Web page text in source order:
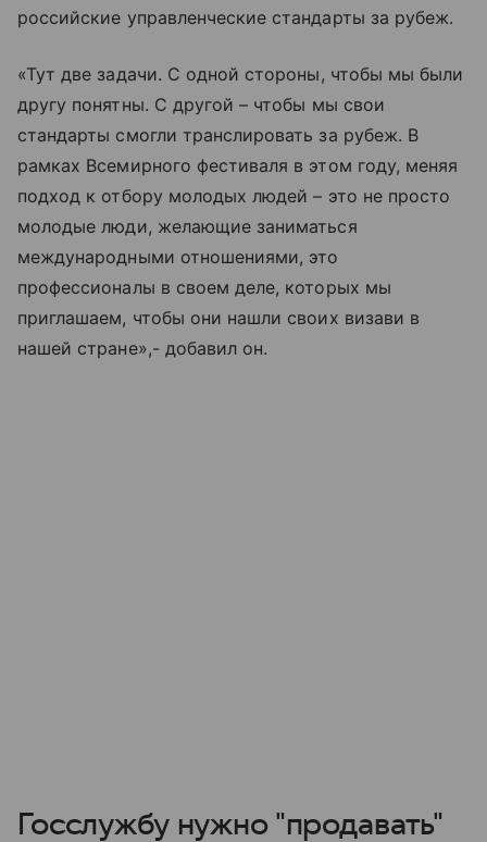
российские управленческие стандарты за рубеж.
«Тут две задачи. С одной стороны, чтобы мы были
другу понятны. С другой – чтобы мы свои
стандарты смогли транслировать за рубеж. В
рамках Всемирного фестиваля в этом году, меняя
подход к отбору молодых людей – это не просто
молодые люди, желающие заниматься
международными отношениями, это
профессионалы в своем деле, которых мы
приглашаем, чтобы они нашли своих визави в
нашей стране»,- добавил он.
Госслужбу нужно "продавать"